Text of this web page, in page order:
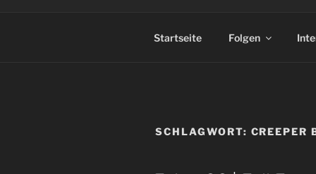
Startseite Folgen
SCHLAGWORT: CREEPER